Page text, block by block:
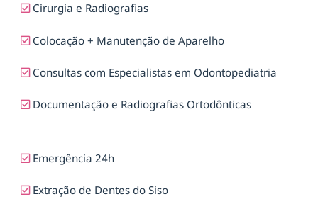
Cirurgia e Radiografias
Colocação + Manutenção de Aparelho
Consultas com Especialistas em Odontopediatria
Documentação e Radiografias Ortodônticas
Emergência 24h
Extração de Dentes do Siso